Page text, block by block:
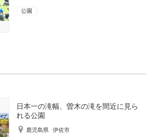
公園
日本一の滝幅、曽木の滝を間近に見ら
れる公園
鹿児島県 伊佐市